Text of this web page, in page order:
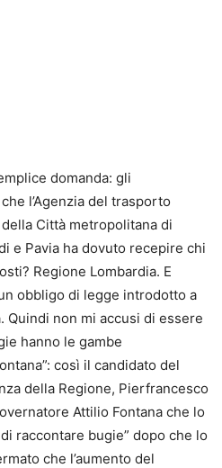
domanda: gli
l’Agenzia del trasporto
Città metropolitana di
e Pavia ha dovuto recepire chi
Regione Lombardia. E
obbligo di legge introdotto a
Quindi non mi accusi di essere
hanno le gambe
così il candidato del
della Regione, Pierfrancesco
Attilio Fontana che lo
raccontare bugie” dopo che lo
che l’aumento del